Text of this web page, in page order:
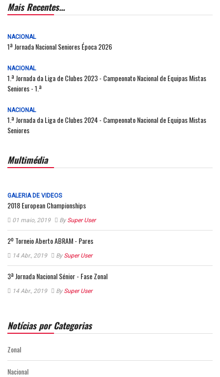
Mais Recentes...
NACIONAL
1ª Jornada Nacional Seniores Época 2026
NACIONAL
1.ª Jornada da Liga de Clubes 2023 - Campeonato Nacional de Equipas Mistas
Seniores - 1.ª
NACIONAL
1.ª Jornada da Liga de Clubes 2024 - Campeonato Nacional de Equipas Mistas
Seniores
Multimédia
GALERIA DE VIDEOS
2018 European Championships
01 maio, 2019 By Super User
2º Torneio Aberto ABRAM - Pares
14 Abr., 2019 By Super User
3ª Jornada Nacional Sénior - Fase Zonal
14 Abr., 2019 By Super User
Notícias por Categorias
Zonal
Nacional